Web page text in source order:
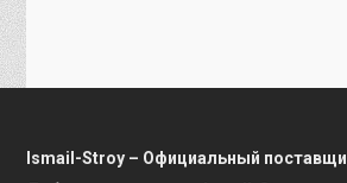
Ismail-Stroy – Официальный